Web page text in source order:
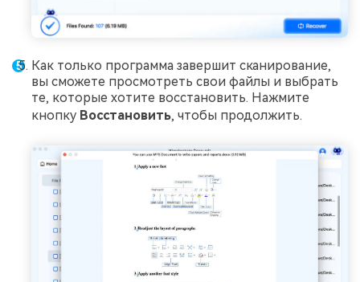
Как только программа завершит сканирование,
вы сможете просмотреть свои файлы и выбрать
те, которые хотите восстановить. Нажмите
кнопку Восстановить, чтобы продолжить.